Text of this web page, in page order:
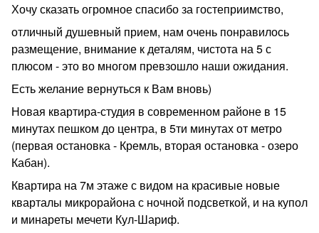
Хочу сказать огромное спасибо за гостеприимство,
отличный душевный прием, нам очень понравилось
размещение, внимание к деталям, чистота на 5 с
плюсом - это во многом превзошло наши ожидания.
Есть желание вернуться к Вам вновь)
Новая квартира-студия в современном районе в 15
минутах пешком до центра, в 5ти минутах от метро
(первая остановка - Кремль, вторая остановка - озеро
Кабан).
Квартира на 7м этаже с видом на красивые новые
кварталы микрорайона с ночной подсветкой, и на купол
и минареты мечети Кул-Шариф.